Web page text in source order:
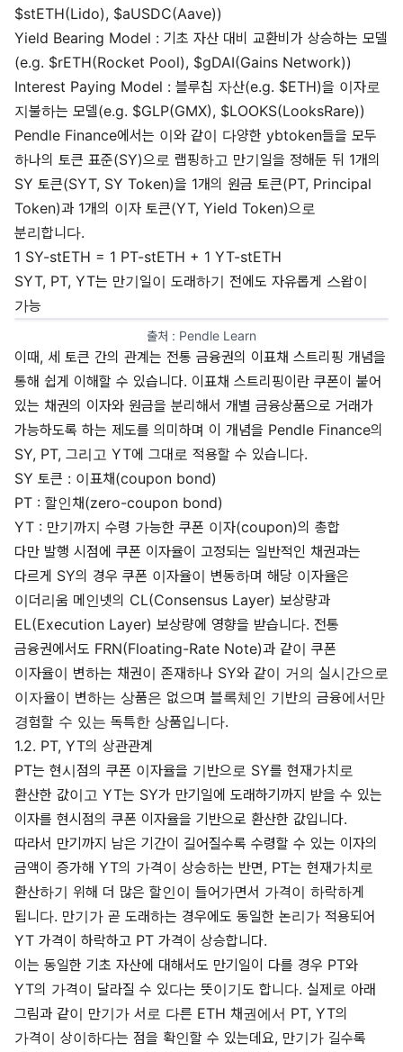
$stETH(Lido), $aUSDC(Aave))
Yield Bearing Model : 기초 자산 대비 교환비가 상승하는 모델
(e.g. $rETH(Rocket Pool), $gDAI(Gains Network))
Interest Paying Model : 블루칩 자산(e.g. $ETH)을 이자로
지불하는 모델(e.g. $GLP(GMX), $LOOKS(LooksRare))
Pendle Finance에서는 이와 같이 다양한 ybtoken들을 모두
하나의 토큰 표준(SY)으로 랩핑하고 만기일을 정해둔 뒤 1개의
SY 토큰(SYT, SY Token)을 1개의 원금 토큰(PT, Principal
Token)과 1개의 이자 토큰(YT, Yield Token)으로
분리합니다.
1 SY-stETH = 1 PT-stETH + 1 YT-stETH
SYT, PT, YT는 만기일이 도래하기 전에도 자유롭게 스왑이
가능
출처 : Pendle Learn
이때, 세 토큰 간의 관계는 전통 금융권의 이표채 스트리핑 개념을
통해 쉽게 이해할 수 있습니다. 이표채 스트리핑이란 쿠폰이 붙어
있는 채권의 이자와 원금을 분리해서 개별 금융상품으로 거래가
가능하도록 하는 제도를 의미하며 이 개념을 Pendle Finance의
SY, PT, 그리고 YT에 그대로 적용할 수 있습니다.
SY 토큰 : 이표채(coupon bond)
PT : 할인채(zero-coupon bond)
YT : 만기까지 수령 가능한 쿠폰 이자(coupon)의 총합
다만 발행 시점에 쿠폰 이자율이 고정되는 일반적인 채권과는
다르게 SY의 경우 쿠폰 이자율이 변동하며 해당 이자율은
이더리움 메인넷의 CL(Consensus Layer) 보상량과
EL(Execution Layer) 보상량에 영향을 받습니다. 전통
금융권에서도 FRN(Floating-Rate Note)과 같이 쿠폰
이자율이 변하는 채권이 존재하나 SY와 같이 거의 실시간으로
이자율이 변하는 상품은 없으며 블록체인 기반의 금융에서만
경험할 수 있는 독특한 상품입니다.
1.2. PT, YT의 상관관계
PT는 현시점의 쿠폰 이자율을 기반으로 SY를 현재가치로
환산한 값이고 YT는 SY가 만기일에 도래하기까지 받을 수 있는
이자를 현시점의 쿠폰 이자율을 기반으로 환산한 값입니다.
따라서 만기까지 남은 기간이 길어질수록 수령할 수 있는 이자의
금액이 증가해 YT의 가격이 상승하는 반면, PT는 현재가치로
환산하기 위해 더 많은 할인이 들어가면서 가격이 하락하게
됩니다. 만기가 곧 도래하는 경우에도 동일한 논리가 적용되어
YT 가격이 하락하고 PT 가격이 상승합니다.
이는 동일한 기초 자산에 대해서도 만기일이 다를 경우 PT와
YT의 가격이 달라질 수 있다는 뜻이기도 합니다. 실제로 아래
그림과 같이 만기가 서로 다른 ETH 채권에서 PT, YT의
가격이 상이하다는 점을 확인할 수 있는데요, 만기가 길수록